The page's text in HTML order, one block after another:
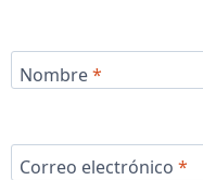
Nombre*
Correo electrónico *